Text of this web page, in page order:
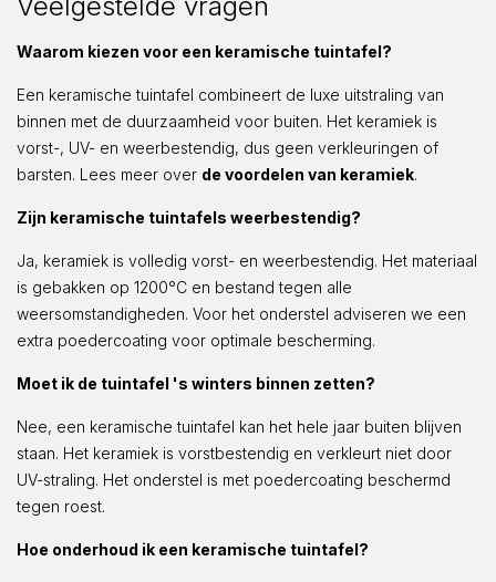
Waarom kiezen voor een keramische tuintafel?
Een keramische tuintafel combineert de luxe uitstraling van
binnen met de duurzaamheid voor buiten. Het keramiek is
vorst-, UV- en weerbestendig, dus geen verkleuringen of
barsten. Lees meer over de voordelen van keramiek.
Zijn keramische tuintafels weerbestendig?
Ja, keramiek is volledig vorst- en weerbestendig. Het materiaal
is gebakken op 1200°C en bestand tegen alle
weersomstandigheden. Voor het onderstel adviseren we een
extra poedercoating voor optimale bescherming.
Moet ik de tuintafel 's winters binnen zetten?
Nee, een keramische tuintafel kan het hele jaar buiten blijven
staan. Het keramiek is vorstbestendig en verkleurt niet door
UV-straling. Het onderstel is met poedercoating beschermd
tegen roest.
Hoe onderhoud ik een keramische tuintafel?